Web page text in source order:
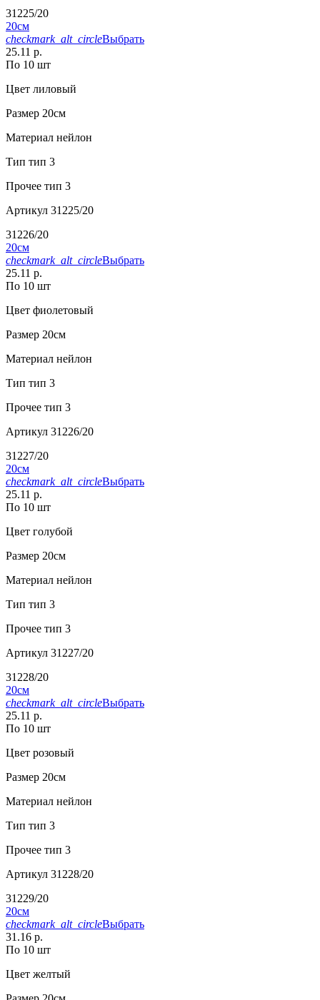
31225/20
20см
checkmark_alt_circleВыбрать
25.11 р.
По 10 шт
Цвет лиловый
Размер 20см
Материал нейлон
Тип тип 3
Прочее тип 3
Артикул 31225/20
31226/20
20см
checkmark_alt_circleВыбрать
25.11 р.
По 10 шт
Цвет фиолетовый
Размер 20см
Материал нейлон
Тип тип 3
Прочее тип 3
Артикул 31226/20
31227/20
20см
checkmark_alt_circleВыбрать
25.11 р.
По 10 шт
Цвет голубой
Размер 20см
Материал нейлон
Тип тип 3
Прочее тип 3
Артикул 31227/20
31228/20
20см
checkmark_alt_circleВыбрать
25.11 р.
По 10 шт
Цвет розовый
Размер 20см
Материал нейлон
Тип тип 3
Прочее тип 3
Артикул 31228/20
31229/20
20см
checkmark_alt_circleВыбрать
31.16 р.
По 10 шт
Цвет желтый